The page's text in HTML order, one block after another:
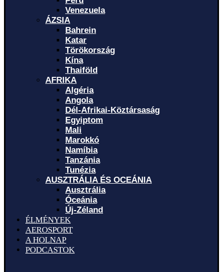
Venezuela
ÁZSIA
Bahrein
Katar
Törökország
Kína
Thaiföld
AFRIKA
Algéria
Angola
Dél-Afrikai-Köztársaság
Egyiptom
Mali
Marokkó
Namíbia
Tanzánia
Tunézia
AUSZTRÁLIA ÉS OCEÁNIA
Ausztrália
Óceánia
Új-Zéland
ÉLMÉNYEK
AEROSPORT
A HOLNAP
PODCASTOK